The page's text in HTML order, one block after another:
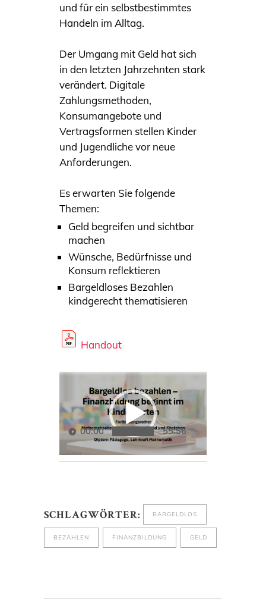
und für ein selbstbestimmtes
Handeln im Alltag.
Der Umgang mit Geld hat sich
in den letzten Jahrzehnten stark
verändert. Digitale
Zahlungsmethoden,
Konsumangebote und
Vertragsformen stellen Kinder
und Jugendliche vor neue
Anforderungen.
Es erwarten Sie folgende
Themen:
Geld begreifen und sichtbar
machen
Wünsche, Bedürfnisse und
Konsum reflektieren
Bargeldloses Bezahlen
kindgerecht thematisieren
Handout
00:00 55:56
SCHLAGWÖRTER: BARGELDLOS
BEZAHLEN FINANZBILDUNG GELD